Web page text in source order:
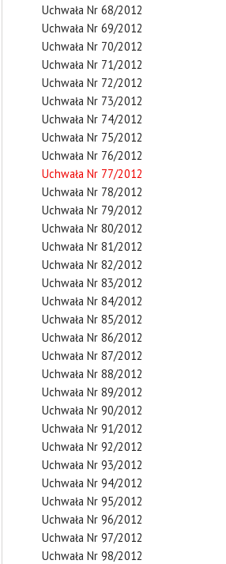
Uchwała Nr 68/2012
Uchwała Nr 69/2012
Uchwała Nr 70/2012
Uchwała Nr 71/2012
Uchwała Nr 72/2012
Uchwała Nr 73/2012
Uchwała Nr 74/2012
Uchwała Nr 75/2012
Uchwała Nr 76/2012
Uchwała Nr 77/2012
Uchwała Nr 78/2012
Uchwała Nr 79/2012
Uchwała Nr 80/2012
Uchwała Nr 81/2012
Uchwała Nr 82/2012
Uchwała Nr 83/2012
Uchwała Nr 84/2012
Uchwała Nr 85/2012
Uchwała Nr 86/2012
Uchwała Nr 87/2012
Uchwała Nr 88/2012
Uchwała Nr 89/2012
Uchwała Nr 90/2012
Uchwała Nr 91/2012
Uchwała Nr 92/2012
Uchwała Nr 93/2012
Uchwała Nr 94/2012
Uchwała Nr 95/2012
Uchwała Nr 96/2012
Uchwała Nr 97/2012
Uchwała Nr 98/2012